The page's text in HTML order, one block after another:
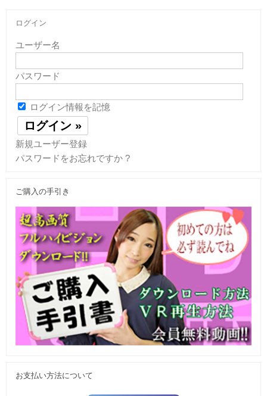
ログイン
ユーザー名
パスワード
ログイン情報を記憶
新規ユーザー登録
パスワードをお忘れですか ?
ご購入の手引き
お支払い方法について